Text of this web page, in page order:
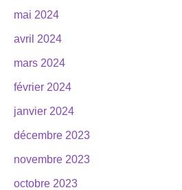
mai 2024
avril 2024
mars 2024
février 2024
janvier 2024
décembre 2023
novembre 2023
octobre 2023